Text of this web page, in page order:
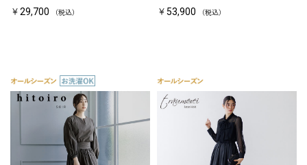
￥29,700 （税込） ￥53,900 （税込）